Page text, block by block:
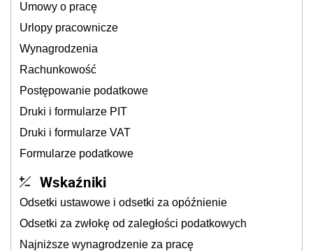
Umowy o pracę
Urlopy pracownicze
Wynagrodzenia
Rachunkowość
Postępowanie podatkowe
Druki i formularze PIT
Druki i formularze VAT
Formularze podatkowe
Wskaźniki
Odsetki ustawowe i odsetki za opóźnienie
Odsetki za zwłokę od zaległości podatkowych
Najniższe wynagrodzenie za pracę